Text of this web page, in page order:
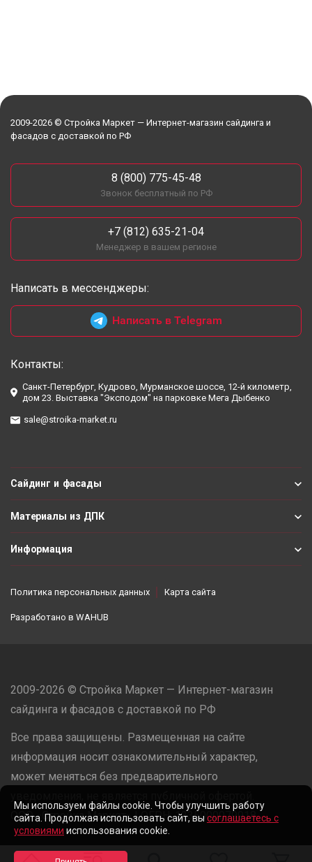
2009-2026 © Стройка Маркет — Интернет-магазин сайдинга и
фасадов с доставкой по РФ
8 (800) 775-45-48
Звонок бесплатный по РФ
+7 (812) 635-21-04
Менеджер в вашем регионе
Написать в мессенджеры:
Написать в Telegram
Контакты:
Санкт-Петербург, Кудрово, Мурманское шоссе, 12-й километр,
дом 23. Выставка "Эксподом" на парковке Мега Дыбенко
sale@stroika-market.ru
Сайдинг и фасады
Материалы из ДПК
Информация
Политика персональных данных Карта сайта
Разработано в WAHUB
2009-2026 © Стройка Маркет — Интернет-магазин
сайдинга и фасадов с доставкой по РФ
Все права защищены. Размещенная на сайте
информация носит ознакомительный характер,
может меняться без предварительного
ООО «Стройка Маркет» | ОГРН: 1235000079918
Разработано в
Мы используем файлы cookie. Чтобы улучшить работу
сайта. Продолжая использовать сайт, вы соглашаетесь с
условиями использования cookie.